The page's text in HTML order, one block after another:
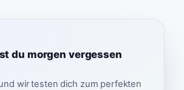
du morgen vergessen
wir testen dich zum perfekten